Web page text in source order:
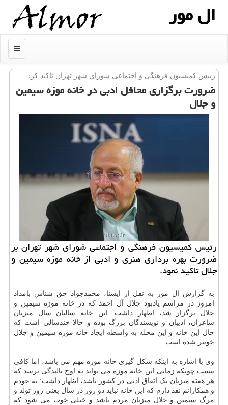
ال مور
منو
رییس كمیسیون فرهنگی و اجتماعی شورای شهر تهران تاكید كرد
ضرورت برگزاری محافل ادبی در خانه موزه سیمین
و جلال
رئیس كمیسیون فرهنگی و اجتماعی شورای شهر تهران بر
ضرورت بهره برداری هنری و ادبی از خانه موزه سیمین و
جلال تاكید نمود.
به گزارش ال مور به نقل از ایسنا، محمدجواد حق شناس بامداد
امروز در مراسم یادبود جلال آل احمد که در خانه موزه سیمین و
جلال برگزار شد، اظهار داشت: این خانه سالیان سال میزبان
شاعران، ادیبان و نویسندگان بزرگ بوده و حالا چندسالی است که
حال این خانه و این محله به واسطه ایجاد خانه موزه سیمین و جلال
خوبتر شده است.
وی با اشاره به اینکه شکل گیری خانه موزه مهم می باشد، اما کافی
نیست چونکه زمانی این خانه موزه می تواند به اوج بالندگی برسد که
هر هفته میزبان یک اتفاق ادبی در کشور باشد، اظهار داشت: به خودم
و همکارانم نقد دارم که این خانه نباید دو روز در سال یعنی روز تولد و
مرگ سیمین و جلال میزبان مردم باشد و خیلی خوب می شود که